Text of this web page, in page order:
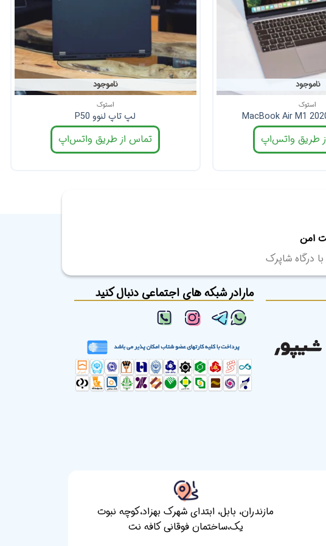
ناموجود
استوک
طریق واتس‌اپ
ناموجود
استوک
لپ تاپ لنوو P50
تماس از طریق واتس‌اپ
امن
درگاه شاپرک
مارادر شبکه های اجتماعی دنبال کنید
مازندران، بابل، ابتدای شهرک بهزاد،کوچه نبوت
یک،ساختمان فوقانی کافه نت